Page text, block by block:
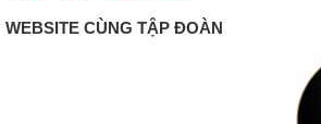
WEBSITE CÙNG TẬP ĐOÀN